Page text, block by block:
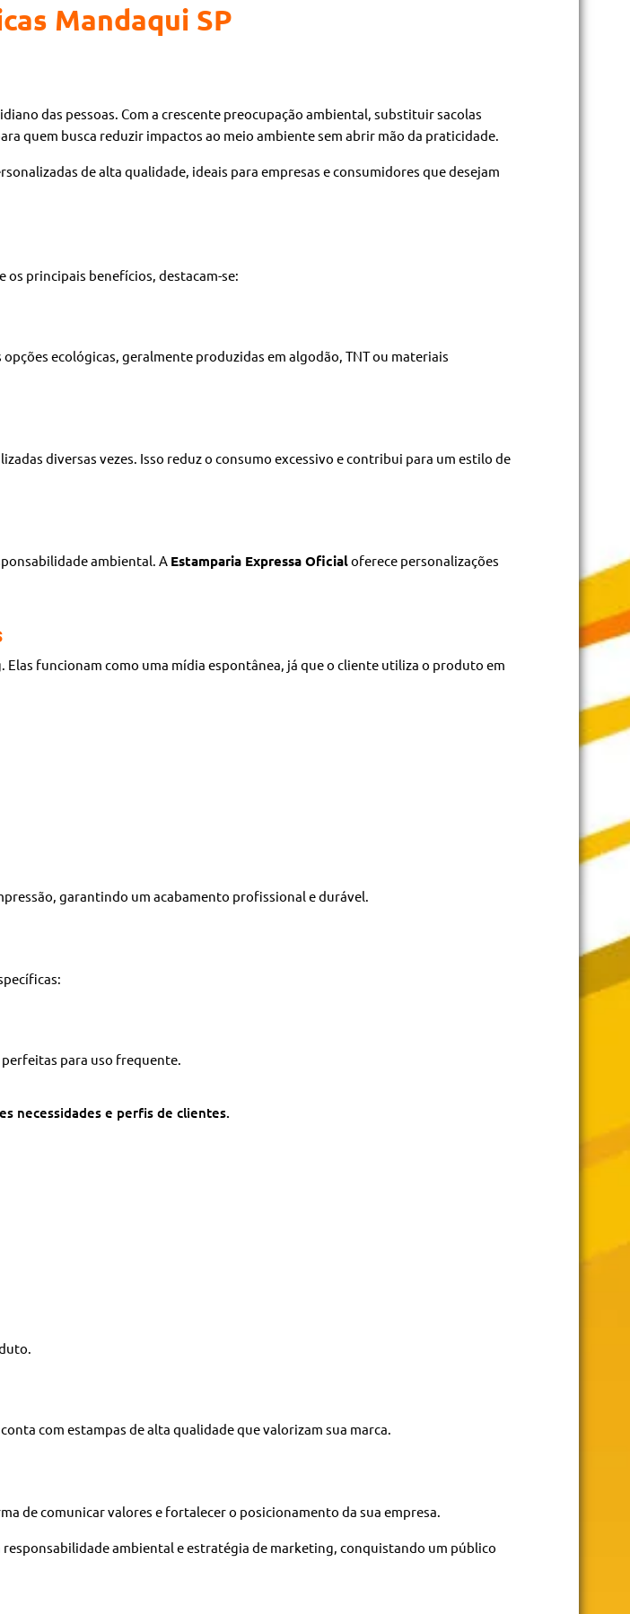
Mandaqui SP
das pessoas. Com a crescente preocupação ambiental, substituir sacolas
quem busca reduzir impactos ao meio ambiente sem abrir mão da praticidade.
de alta qualidade, ideais para empresas e consumidores que desejam
principais benefícios, destacam-se:
ecológicas, geralmente produzidas em algodão, TNT ou materiais
diversas vezes. Isso reduz o consumo excessivo e contribui para um estilo de
ambiental. A Estamparia Expressa Oficialoferece personalizações
funcionam como uma mídia espontânea, já que o cliente utiliza o produto em
garantindo um acabamento profissional e durável.
para uso frequente.
necessidades e perfis de clientes.
conta com estampas de alta qualidade que valorizam sua marca.
de comunicar valores e fortalecer o posicionamento da sua empresa.
ambiental e estratégia de marketing, conquistando um público